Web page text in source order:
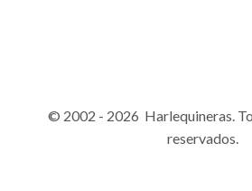
© 2002 - 2026 Harlequineras.
reservados.